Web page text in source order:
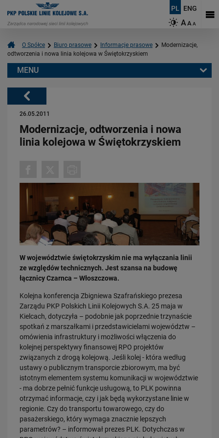
PL ENG
AAA
O Spółce Biuro prasowe Informacje prasowe
Modernizacje,
odtworzenia i nowa linia kolejowa w Świętokrzyskiem
Powrót
26.05.2011
Modernizacje, odtworzenia i nowa
linia kolejowa w Świętokrzyskiem
W województwie świętokrzyskim nie ma wyłączania linii
ze względów technicznych. Jest szansa na budowę
łącznicy Czarnca – Włoszczowa.
Kolejna konferencja Zbigniewa Szafrańskiego prezesa
Zarządu PKP Polskich Linii Kolejowych S.A. 25 maja w
Kielcach, dotyczyła – podobnie jak poprzednie trzynaście
spotkań z marszałkami i przedstawicielami województw –
omówienia infrastruktury i możliwości włączenia do
kolejnej perspektywy finansowej RPO projektów
związanych z drogą kolejową. Jeśli kolej - która według
ustawy o publicznym transporcie zbiorowym, ma być
istotnym elementem systemu komunikacji w województwie
- ma dobrze pełnić funkcje usługową, to PLK powinna
otrzymać informacje, czy i jak będą wykorzystane linie w
regionie. Czy do transportu towarowego, czy do
pasażerskiego, który wymaga znacznie lepszych
parametrów? – informował prezes PLK. Dotychczas w
MENU
Budujemy nowoczesną kolej na Kaszubach [FOTOGALERIA]
PRZECZYTAJ
03.08.2026
Dzięki KPO kolej zmieniła Limanową
PRZECZYTAJ
31.07.2026
Dobre zmiany dla mieszkańców Katowic. Gotowy jest ważny wiadukt